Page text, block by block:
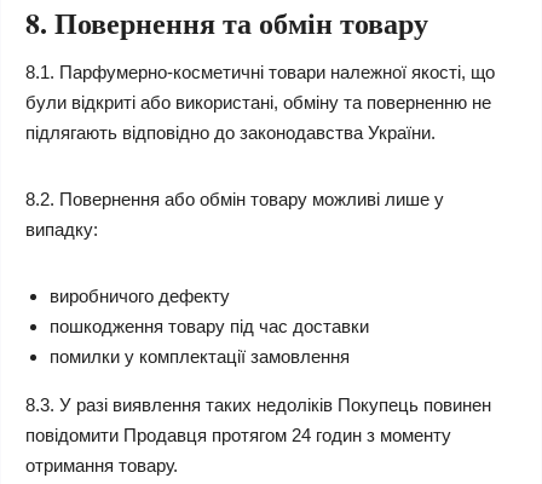
8. Повернення та обмін товару
8.1. Парфумерно-косметичні товари належної якості, що
були відкриті або використані, обміну та поверненню не
підлягають відповідно до законодавства України.
8.2. Повернення або обмін товару можливі лише у
випадку:
виробничого дефекту
пошкодження товару під час доставки
помилки у комплектації замовлення
8.3. У разі виявлення таких недоліків Покупець повинен
повідомити Продавця протягом 24 годин з моменту
отримання товару.